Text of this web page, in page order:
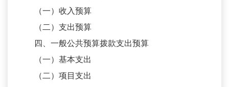
（一）收入预算
（二）支出预算
四、一般公共预算拨款支出预算
（一）基本支出
（二）项目支出